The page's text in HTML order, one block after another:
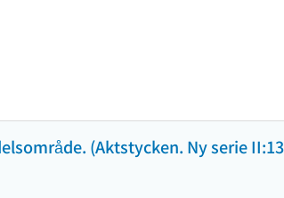
(Aktstycken. Ny serie